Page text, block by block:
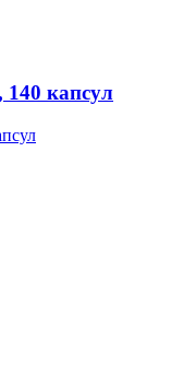
капсул